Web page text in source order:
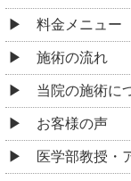
料金メニュー
施術の流れ
当院の施術に
お客様の声
医学部教授・